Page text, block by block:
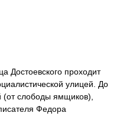
проходит
улицей. До
(от слободы ямщиков),
Федора